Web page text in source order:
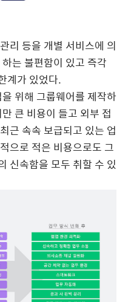
리 등을 개별 서비스에 의
는 불편함이 있고 즉각
계가 있었다.
위해 그룹웨어를 제작하
큰 비용이 들고 외부 접
근 속속 보급되고 있는 업
으로 적은 비용으로도 그
신속함을 모두 취할 수 있